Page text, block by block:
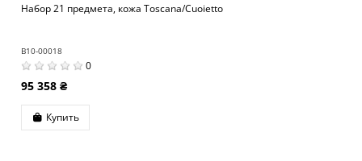
Набор 21 предмета, кожа Toscana/Cuoietto
B10-00018
0
95 358 ₴
Купить